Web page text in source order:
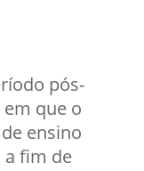
pós-
que o
ensino
a fim de